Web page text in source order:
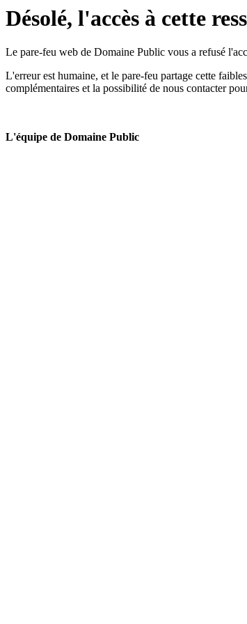
Désolé, l'accès à cette
Le pare-feu web de Domaine Public vous a refusé
L'erreur est humaine, et le pare-feu partage cette
complémentaires et la possibilité de nous contacter
L'équipe de Domaine Public